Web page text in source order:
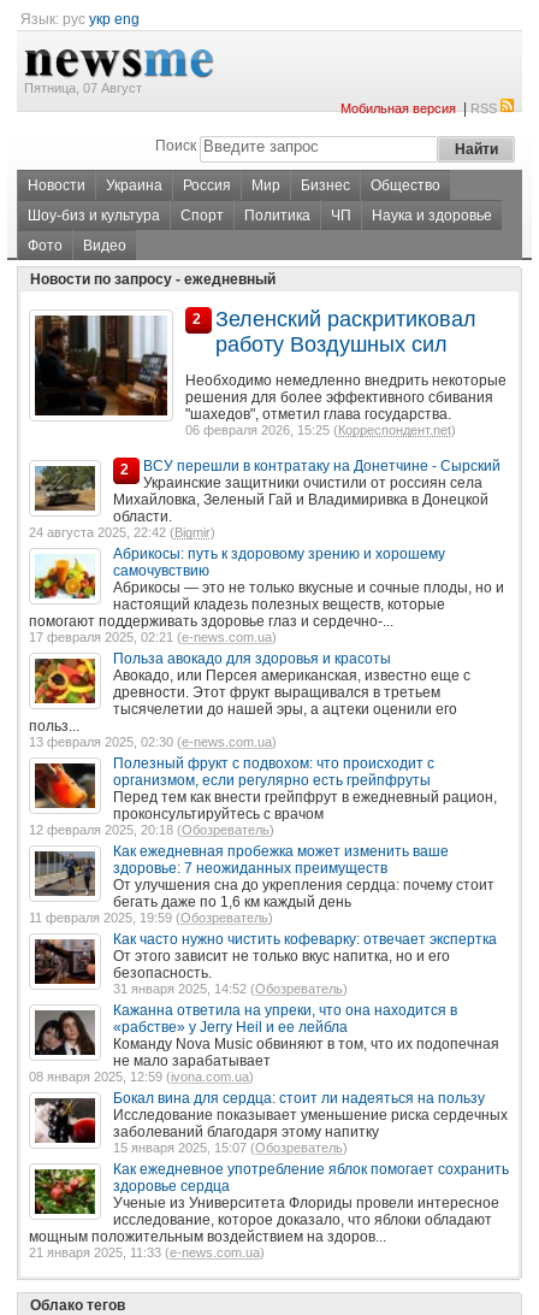
Язык: рус укр eng
Пятница, 07 Август
Мобильная версия|RSS
Поиск
Новости Украина Россия Мир Бизнес
Общество
Шоу-биз и культура
Спорт Политика ЧП
Наука и здоровье
Фото
Видео
Новости по запросу - ежедневный
2
Зеленский раскритиковал
работу Воздушных сил
Необходимо немедленно внедрить некоторые
решения для более эффективного сбивания
"шахедов", отметил глава государства.
06 февраля 2026, 15:25 (Корреспондент.net)
2
ВСУ перешли в контратаку на Донетчине - Сырский
Украинские защитники очистили от россиян села
Михайловка, Зеленый Гай и Владимиривка в Донецкой
области.
24 августа 2025, 22:42 (Bigmir)
Абрикосы: путь к здоровому зрению и хорошему
самочувствию
Абрикосы — это не только вкусные и сочные плоды, но и
настоящий кладезь полезных веществ, которые
помогают поддерживать здоровье глаз и сердечно-...
17 февраля 2025, 02:21 (e-news.com.ua)
Польза авокадо для здоровья и красоты
Авокадо, или Персея американская, известно еще с
древности. Этот фрукт выращивался в третьем
тысячелетии до нашей эры, а ацтеки оценили его
польз...
13 февраля 2025, 02:30 (e-news.com.ua)
Полезный фрукт с подвохом: что происходит с
организмом, если регулярно есть грейпфруты
Перед тем как внести грейпфрут в ежедневный рацион,
проконсультируйтесь с врачом
12 февраля 2025, 20:18 (Обозреватель)
Как ежедневная пробежка может изменить ваше
здоровье: 7 неожиданных преимуществ
От улучшения сна до укрепления сердца: почему стоит
бегать даже по 1,6 км каждый день
11 февраля 2025, 19:59 (Обозреватель)
Как часто нужно чистить кофеварку: отвечает экспертка
От этого зависит не только вкус напитка, но и его
безопасность.
31 января 2025, 14:52 (Обозреватель)
Кажанна ответила на упреки, что она находится в
«рабстве» у Jerry Heil и ее лейбла
Команду Nova Music обвиняют в том, что их подопечная
не мало зарабатывает
08 января 2025, 12:59 (ivona.com.ua)
Бокал вина для сердца: стоит ли надеяться на пользу
Исследование показывает уменьшение риска сердечных
заболеваний благодаря этому напитку
15 января 2025, 15:07 (Обозреватель)
Как ежедневное употребление яблок помогает сохранить
здоровье сердца
Ученые из Университета Флориды провели интересное
исследование, которое доказало, что яблоки обладают
мощным положительным воздействием на здоров...
21 января 2025, 11:33 (e-news.com.ua)
Облако тегов